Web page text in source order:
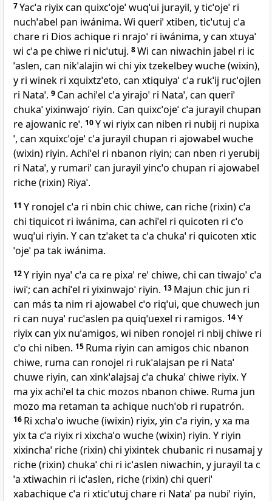
7Yacˈa riyix can quixcˈojeˈ wuqˈui jurayil, y ticˈojeˈ ri
nuchˈabel pan iwánima. Wi queriˈ xtiben, ticˈutuj cˈa
chare ri Dios achique ri nrajoˈ ri iwánima, y can xtuyaˈ
wi cˈa pe chiwe ri nicˈutuj. 8Wi can niwachin jabel ri ic
ˈaslen, can nikˈalajin wi chi yix tzekelbey wuche (wixin),
y ri winek ri xquixtzˈeto, can xtiquiyaˈ cˈa rukˈij rucˈojlen
ri Nataˈ. 9 Can achiˈel cˈa yirajoˈ ri Nataˈ, can queriˈ
chukaˈ yixinwajoˈ riyin. Can quixcˈojeˈ cˈa jurayil chupan
re ajowanic reˈ. 10Y wi riyix can niben ri nubij ri nupixa
ˈ, can xquixcˈojeˈ cˈa jurayil chupan ri ajowabel wuche
(wixin) riyin. Achiˈel ri nbanon riyin; can nben ri yerubij
ri Nataˈ, y rumariˈ can jurayil yincˈo chupan ri ajowabel
riche (rixin) Riyaˈ.
11 Y ronojel cˈa ri nbin chic chiwe, can riche (rixin) cˈa
chi tiquicot ri iwánima, can achiˈel ri quicoten ri cˈo
wuqˈui riyin. Y can tzˈaket ta cˈa chukaˈ ri quicoten xtic
ˈojeˈ pa tak iwánima.
12Y riyin nyaˈ cˈa ca re pixaˈ reˈ chiwe, chi can tiwajoˈ cˈa
iwiˈ; can achiˈel ri yixinwajoˈ riyin. 13 Majun chic jun ri
can más ta nim ri ajowabel cˈo riqˈui, que chuwech jun
ri can nuyaˈ rucˈaslen pa quiqˈuexel ri ramigos. 14Y
riyix can yix nuˈamigos, wi niben ronojel ri nbij chiwe ri
cˈo chi niben. 15 Ruma riyin can amigos chic nbanon
chiwe, ruma can ronojel ri rukˈalajsan pe ri Nataˈ
chuwe riyin, can xinkˈalajsaj cˈa chukaˈ chiwe riyix. Y
ma yix achiˈel ta chic mozos nbanon chiwe. Ruma jun
mozo ma retaman ta achique nuchˈob ri rupatrón.
16 Ri xchaˈo iwuche (iwixin) riyix, yin cˈa riyin, y xa ma
yix ta cˈa riyix ri xixchaˈo wuche (wixin) riyin. Y riyin
xixinchaˈ riche (rixin) chi yixintek chubanic ri nusamaj y
riche (rixin) chukaˈ chi ri icˈaslen niwachin, y jurayil ta c
ˈa xtiwachin ri icˈaslen, riche (rixin) chi queriˈ
xabachique cˈa ri xticˈutuj chare ri Nataˈ pa nubiˈ riyin,